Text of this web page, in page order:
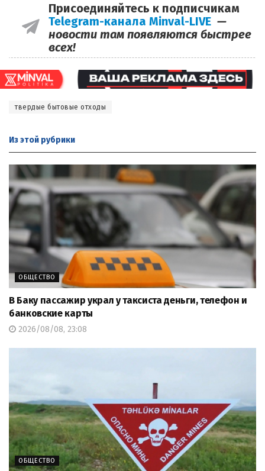
Присоединяйтесь к подписчикам
Telegram-канала Minval-LIVE —
новости там появляются быстрее
всех!
твердые бытовые отходы
Из этой рубрики
ОБЩЕСТВО
В Баку пассажир украл у таксиста деньги, телефон и
банковские карты
2026/08/08, 23:08
ОБЩЕСТВО